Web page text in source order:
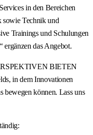
in den Bereichen
sowie Technik und
Trainings und Schulungen
das Angebot.
BIETEN
in dem Innovationen
bewegen können. Lass uns